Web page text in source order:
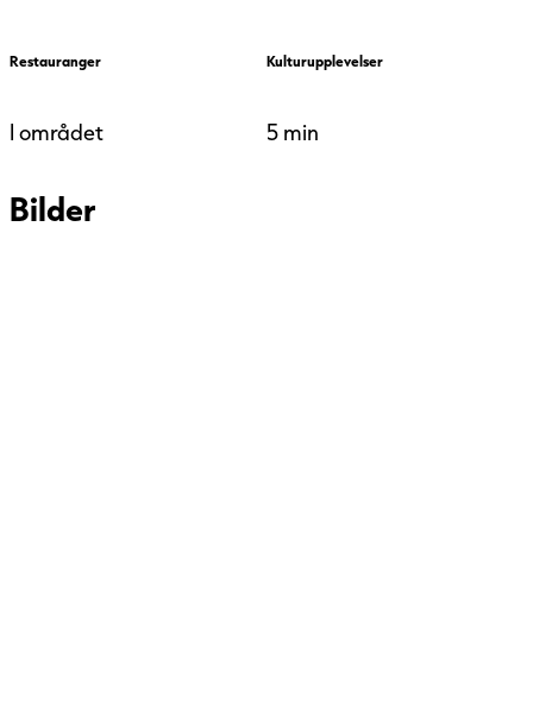
Restauranger
I området
Kulturupplevelser
5 min
Bilder